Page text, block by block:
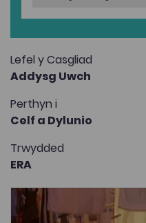
Lefel y Casgliad
Addysg Uwch
Perthyn i
Celf a Dylunio
Trwydded
ERA